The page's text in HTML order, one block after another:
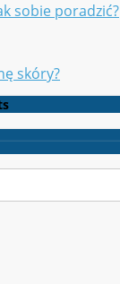
sobie poradzić?
skóry?